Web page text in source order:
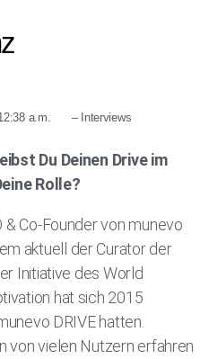
a.m. – Interviews
Du Deinen Drive im
Rolle?
& Co-Founder von munevo
aktuell der Curator der
Initiative des World
hat sich 2015
DRIVE hatten.
von vielen Nutzern erfahren